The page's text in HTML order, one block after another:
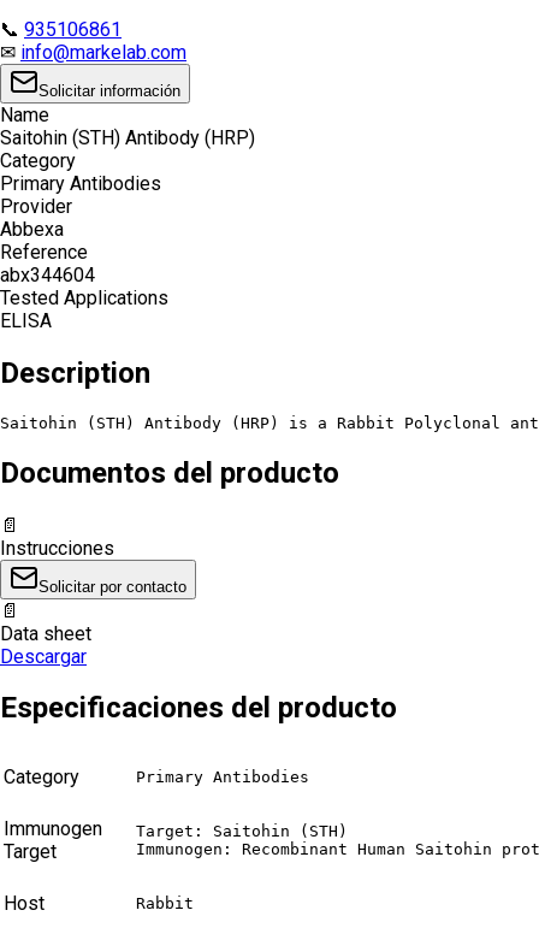
📞 935106861
✉ info@markelab.com
Solicitar información
Name
Saitohin (STH) Antibody (HRP)
Category
Primary Antibodies
Provider
Abbexa
Reference
abx344604
Tested Applications
ELISA
Description
Saitohin (STH) Antibody (HRP) is a Rabbit Polyclonal
Documentos del producto
📄
Instrucciones
Solicitar por contacto
📄
Data sheet
Descargar
Especificaciones del producto
Category Primary Antibodies
Immunogen
Target
Target: Saitohin (STH)
Immunogen: Recombinant Human Saitohin
Host Rabbit